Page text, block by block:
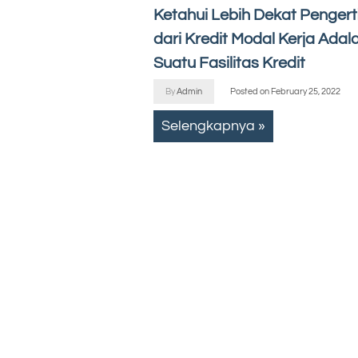
Ketahui Lebih Dekat
dari Kredit Modal Kerja
Suatu Fasilitas Kredit
ByAdmin Posted on February 25, 2022
Selengkapnya »